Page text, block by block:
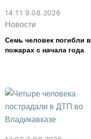
14:11 9.08.2026
Новости
Семь человек погибли в
пожарах с начала года